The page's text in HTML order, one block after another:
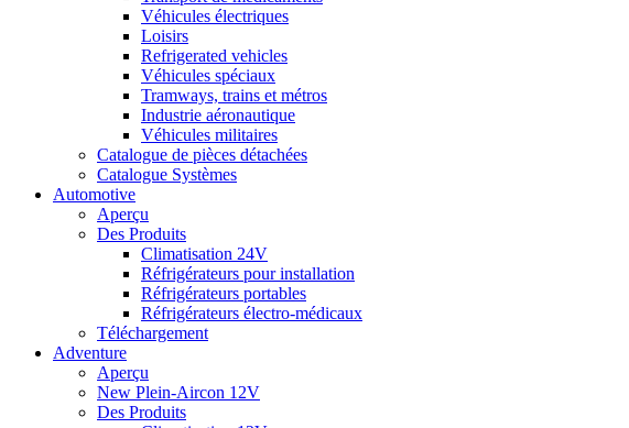
Véhicules électriques
Loisirs
Refrigerated vehicles
Véhicules spéciaux
Tramways, trains et métros
Industrie aéronautique
Véhicules militaires
Catalogue de pièces détachées
Catalogue Systèmes
Automotive
Aperçu
Des Produits
Climatisation 24V
Réfrigérateurs pour installation
Réfrigérateurs portables
Réfrigérateurs électro-médicaux
Téléchargement
Adventure
Aperçu
New Plein-Aircon 12V
Des Produits